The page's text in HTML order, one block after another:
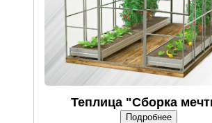
Теплица "Сборка
Подробнее